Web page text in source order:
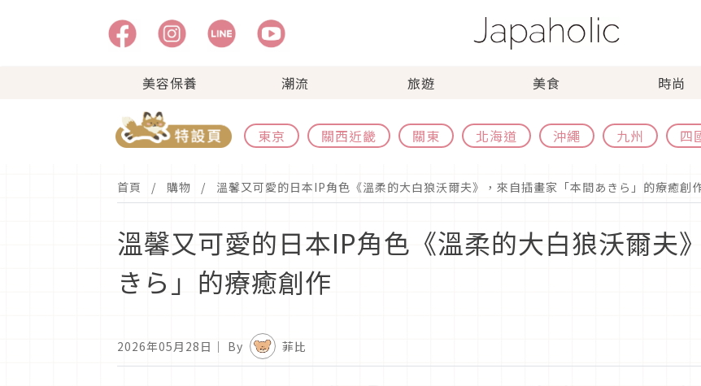
美容保養 潮流 旅遊 美食 時尚
東京 關西近畿 關東 北海道 沖繩 九州 四
首頁 購物 溫馨又可愛的日本IP角色《溫柔的大白狼沃爾夫》，來自插畫家「本間あきら」的療癒創
溫馨又可愛的日本IP角色《溫柔的大白狼沃爾夫
きら」的療癒創作
2026年05月28日 ｜ By 菲比